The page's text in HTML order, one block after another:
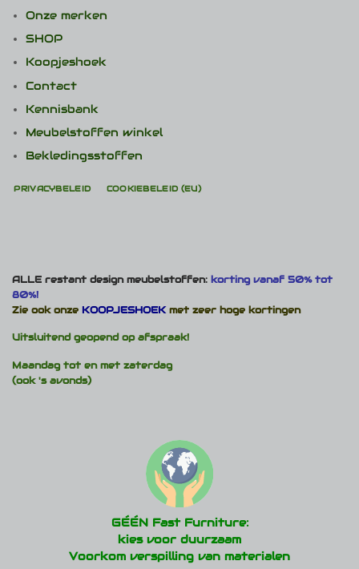
Onze merken
SHOP
Koopjeshoek
Contact
Kennisbank
Meubelstoffen winkel
Bekledingsstoffen
PRIVACYBELEID COOKIEBELEID (EU)
ALLE restant design meubelstoffen: korting vanaf 50% tot
80%!
Zie ook onze KOOPJESHOEKmet zeer hoge kortingen
Uitsluitend geopend op afspraak!
Maandag tot en met zaterdag
(ook 's avonds)
GÉÉN Fast Furniture:
kies voor duurzaam
Voorkom verspilling van materialen